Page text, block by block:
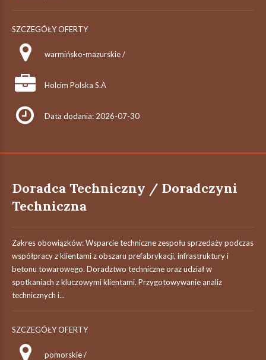
SZCZEGÓŁY OFERTY
warmińsko-mazurskie /
Holcim Polska S.A
Data dodania: 2026-07-30
Doradca Techniczny / Doradczyni
Techniczna
Zakres obowiązków: Wsparcie techniczne zespołu sprzedaży podczas
współpracy z klientami z obszaru prefabrykacji, infrastruktury i
betonu towarowego. Doradztwo techniczne oraz udział w
spotkaniach z kluczowymi klientami. Przygotowywanie analiz
technicznych i...
SZCZEGÓŁY OFERTY
pomorskie /